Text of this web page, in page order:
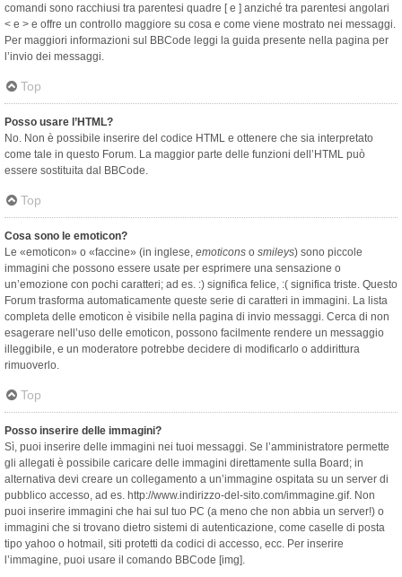
comandi sono racchiusi tra parentesi quadre [ e ] anziché tra parentesi angolari
< e > e offre un controllo maggiore su cosa e come viene mostrato nei messaggi.
Per maggiori informazioni sul BBCode leggi la guida presente nella pagina per
l’invio dei messaggi.
Top
Posso usare l’HTML?
No. Non è possibile inserire del codice HTML e ottenere che sia interpretato
come tale in questo Forum. La maggior parte delle funzioni dell’HTML può
essere sostituita dal BBCode.
Top
Cosa sono le emoticon?
Le «emoticon» o «faccine» (in inglese, emoticons o smileys) sono piccole
immagini che possono essere usate per esprimere una sensazione o
un’emozione con pochi caratteri; ad es. :) significa felice, :( significa triste. Questo
Forum trasforma automaticamente queste serie di caratteri in immagini. La lista
completa delle emoticon è visibile nella pagina di invio messaggi. Cerca di non
esagerare nell’uso delle emoticon, possono facilmente rendere un messaggio
illeggibile, e un moderatore potrebbe decidere di modificarlo o addirittura
rimuoverlo.
Top
Posso inserire delle immagini?
Sì, puoi inserire delle immagini nei tuoi messaggi. Se l’amministratore permette
gli allegati è possibile caricare delle immagini direttamente sulla Board; in
alternativa devi creare un collegamento a un’immagine ospitata su un server di
pubblico accesso, ad es. http://www.indirizzo-del-sito.com/immagine.gif. Non
puoi inserire immagini che hai sul tuo PC (a meno che non abbia un server!) o
immagini che si trovano dietro sistemi di autenticazione, come caselle di posta
tipo yahoo o hotmail, siti protetti da codici di accesso, ecc. Per inserire
l’immagine, puoi usare il comando BBCode [img].